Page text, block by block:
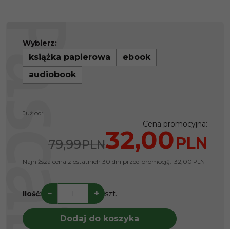
Wybierz:
książka papierowa
ebook
audiobook
Już od:
Cena promocyjna:
79,99PLN32,00PLN
Najniższa cena z ostatnich 30 dni przed promocją: 32,00 PLN
Ilość: − + szt.
Dodaj do koszyka